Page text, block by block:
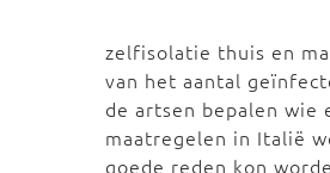
zelfisolatie thuis en
van het aantal
de artsen bepalen wie
maatregelen in Italië
goede reden kon